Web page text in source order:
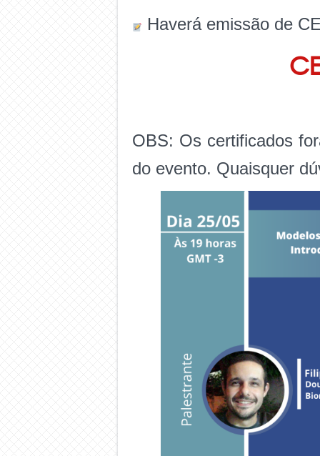
Haverá emissão de
OBS: Os certificados
do evento. Quaisquer